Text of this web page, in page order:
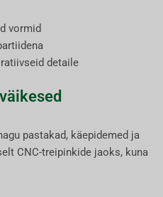
vormid
detaile
pastakad, käepidemed ja
CNC-treipinkide jaoks, kuna